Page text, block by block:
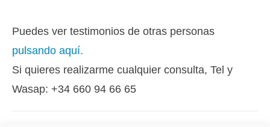
Puedes ver testimonios de otras personas
pulsando aquí.
Si quieres realizarme cualquier consulta, Tel y
Wasap: +34 660 94 66 65